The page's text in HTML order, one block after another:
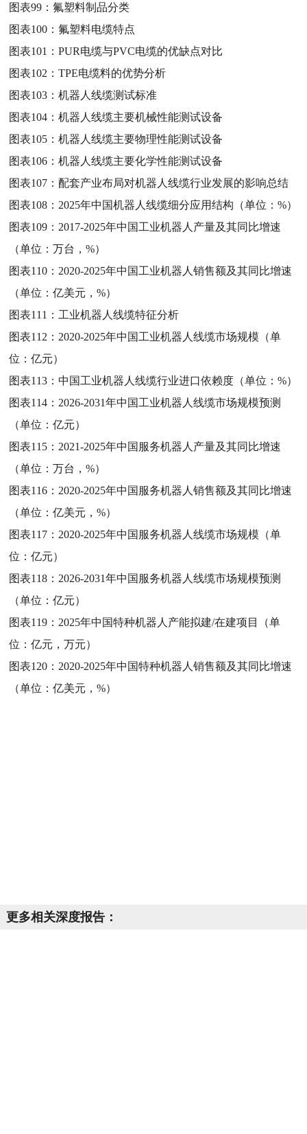
图表99：氟塑料制品分类
图表100：氟塑料电缆特点
图表101：PUR电缆与PVC电缆的优缺点对比
图表102：TPE电缆料的优势分析
图表103：机器人线缆测试标准
图表104：机器人线缆主要机械性能测试设备
图表105：机器人线缆主要物理性能测试设备
图表106：机器人线缆主要化学性能测试设备
图表107：配套产业布局对机器人线缆行业发展的影响总结
图表108： 2025年中国机器人线缆细分应用结构（单位：%）
图表109： 2017-2025年中国工业机器人产量及其同比增速
（单位：万台，%）
图表110： 2020-2025年中国工业机器人销售额及其同比增速
（单位：亿美元，%）
图表111： 工业机器人线缆特征分析
图表112： 2020-2025年中国工业机器人线缆市场规模（单
位：亿元）
图表113：中国工业机器人线缆行业进口依赖度（单位：%）
图表114： 2026-2031年中国工业机器人线缆市场规模预测
（单位：亿元）
图表115： 2021-2025年中国服务机器人产量及其同比增速
（单位：万台，%）
图表116： 2020-2025年中国服务机器人销售额及其同比增速
（单位：亿美元，%）
图表117： 2020-2025年中国服务机器人线缆市场规模（单
位：亿元）
图表118： 2026-2031年中国服务机器人线缆市场规模预测
（单位：亿元）
图表119： 2025年中国特种机器人产能拟建/在建项目（单
位：亿元，万元）
图表120： 2020-2025年中国特种机器人销售额及其同比增速
（单位：亿美元，%）
更多相关深度报告：